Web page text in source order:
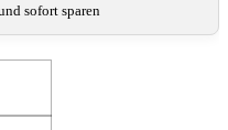
sofort sparen